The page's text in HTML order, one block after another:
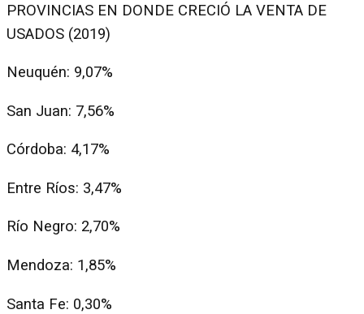
PROVINCIAS EN DONDE CRECIÓ LA VENTA DE
USADOS (2019)
Neuquén: 9,07%
San Juan: 7,56%
Córdoba: 4,17%
Entre Ríos: 3,47%
Río Negro: 2,70%
Mendoza: 1,85%
Santa Fe: 0,30%